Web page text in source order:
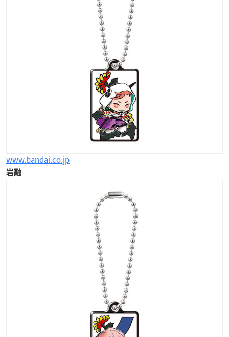
www.bandai.co.jp
岩融